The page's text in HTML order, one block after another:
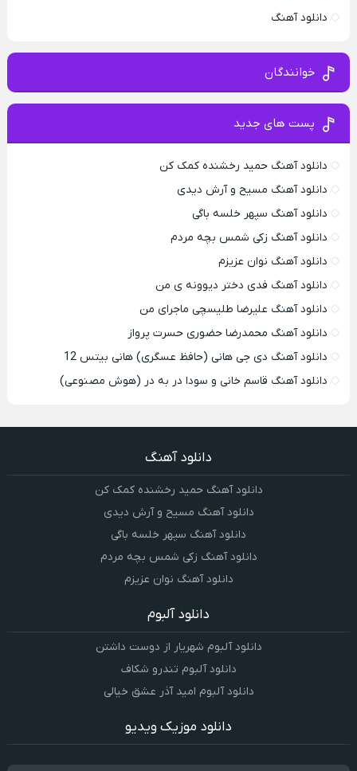
دانلود آهنگ
خوانندگان
پست های جدید
دانلود آهنگ حمید رخشنده کمک کن
دانلود آهنگ مسیح و آرش دیدی
دانلود آهنگ سپهر خلسه باگی
دانلود آهنگ زکی شمس بچه مردم
دانلود آهنگ نوان عزیزم
دانلود آهنگ فدی دختر دیوونه ی من
دانلود آهنگ علیرضا طلیسچی ماجرای من
دانلود آهنگ محمدرضا حضورى حسرت پرواز
دانلود آهنگ دی جی هانی (حافظ عسگری) هانی بیتس 12
دانلود آهنگ قاسم خانی و سودا در به در (هوش مصنوعی)
دانلود آهنگ
دانلود آهنگ حمید رخشنده کمک کن
دانلود آهنگ مسیح و آرش دیدی
دانلود آهنگ سپهر خلسه باگی
دانلود آهنگ زکی شمس بچه مردم
دانلود آهنگ نوان عزیزم
دانلود آلبوم
دانلود آلبوم شهریار از دوست داشتن
دانلود آلبوم تندرو شکاف
دانلود آلبوم امید آذر عشق خیالی
دانلود موزیک ویدیو